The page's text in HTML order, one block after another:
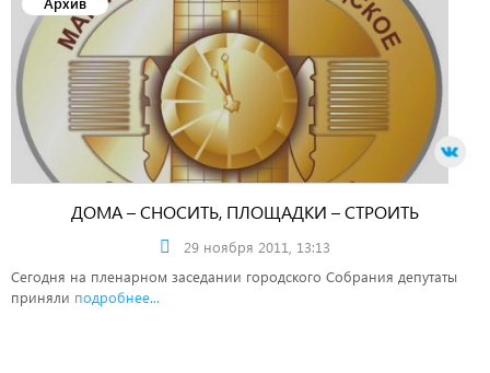
ДОМА – СНОСИТЬ, ПЛОЩАДКИ – СТРОИТЬ
29 ноября 2011, 13:13
Сегодня на пленарном заседании городского Собрания депутаты
приняли подробнее...